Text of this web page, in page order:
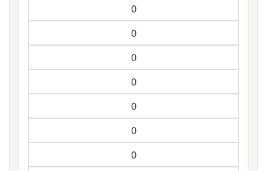
0
0
0
0
0
0
0